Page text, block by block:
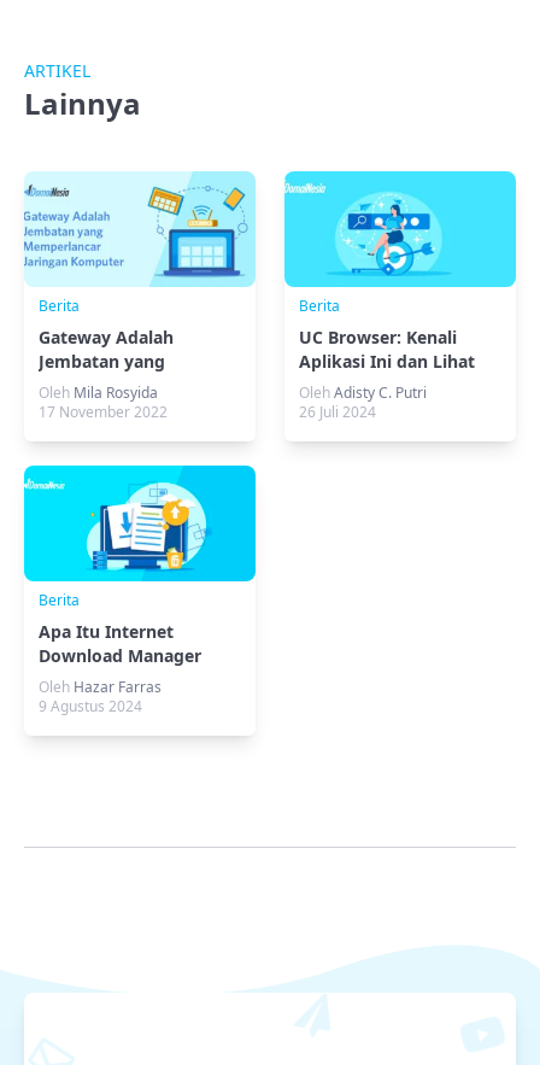
ARTIKEL
Lainnya
Berita
Gateway Adalah
Jembatan yang
Memperlancar Jaringan
Komputer
Oleh Mila Rosyida
17 November 2022
Berita
UC Browser: Kenali
Aplikasi Ini dan Lihat
Keunggulannya
OlehAdisty C. Putri
26 Juli 2024
Berita
Apa Itu Internet
Download Manager
(IDM)? Fungsi, Fitur,
dan Keunggulannya
Oleh Hazar Farras
9 Agustus 2024